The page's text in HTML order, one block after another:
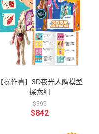
【操作書】3D夜光人體模型
探索組
$990
$842